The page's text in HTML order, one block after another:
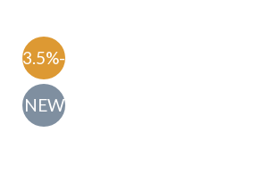
-63.5%
NEW